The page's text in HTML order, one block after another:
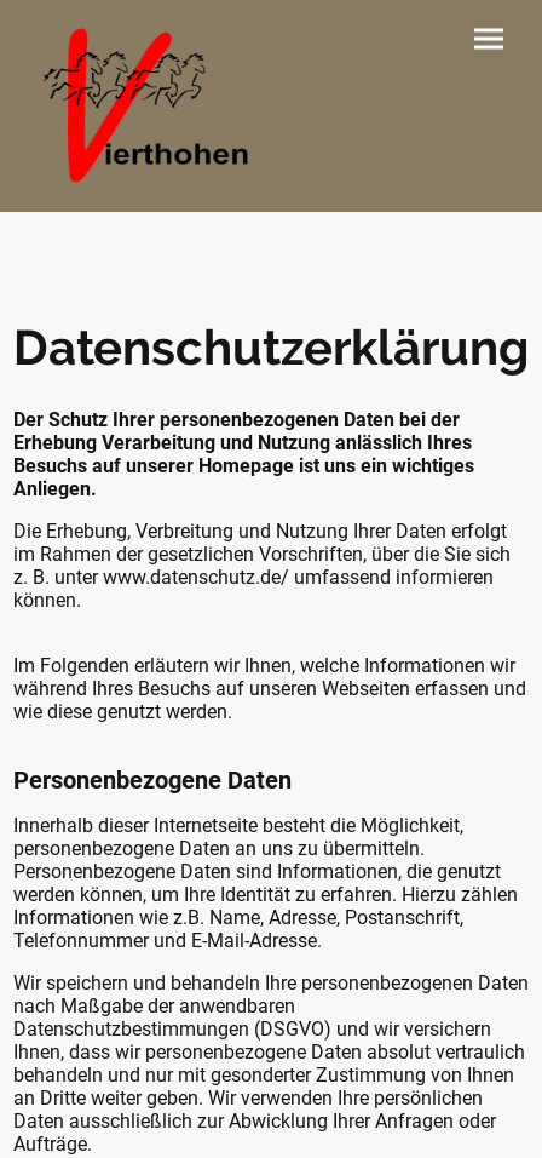
Datenschutzerklärung
Der Schutz Ihrer personenbezogenen Daten bei der
Erhebung Verarbeitung und Nutzung anlässlich Ihres
Besuchs auf unserer Homepage ist uns ein wichtiges
Anliegen.
Die Erhebung, Verbreitung und Nutzung Ihrer Daten erfolgt
im Rahmen der gesetzlichen Vorschriften, über die Sie sich
z. B. unter www.datenschutz.de/ umfassend informieren
können.
Im Folgenden erläutern wir Ihnen, welche Informationen wir
während Ihres Besuchs auf unseren Webseiten erfassen und
wie diese genutzt werden.
Personenbezogene Daten
Innerhalb dieser Internetseite besteht die Möglichkeit,
personenbezogene Daten an uns zu übermitteln.
Personenbezogene Daten sind Informationen, die genutzt
werden können, um Ihre Identität zu erfahren. Hierzu zählen
Informationen wie z.B. Name, Adresse, Postanschrift,
Telefonnummer und E-Mail-Adresse.
Wir speichern und behandeln Ihre personenbezogenen Daten
nach Maßgabe der anwendbaren
Datenschutzbestimmungen (DSGVO) und wir versichern
Ihnen, dass wir personenbezogene Daten absolut vertraulich
behandeln und nur mit gesonderter Zustimmung von Ihnen
an Dritte weiter geben. Wir verwenden Ihre persönlichen
Daten ausschließlich zur Abwicklung Ihrer Anfragen oder
Aufträge.